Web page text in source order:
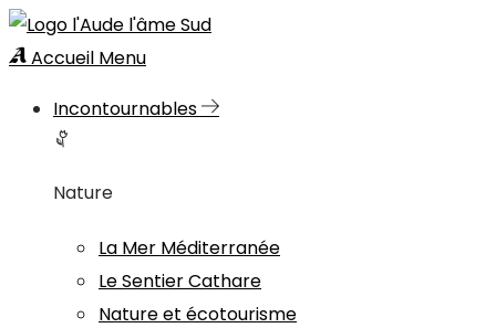
Accueil Menu
Incontournables
Nature
La Mer Méditerranée
Le Sentier Cathare
Nature et écotourisme